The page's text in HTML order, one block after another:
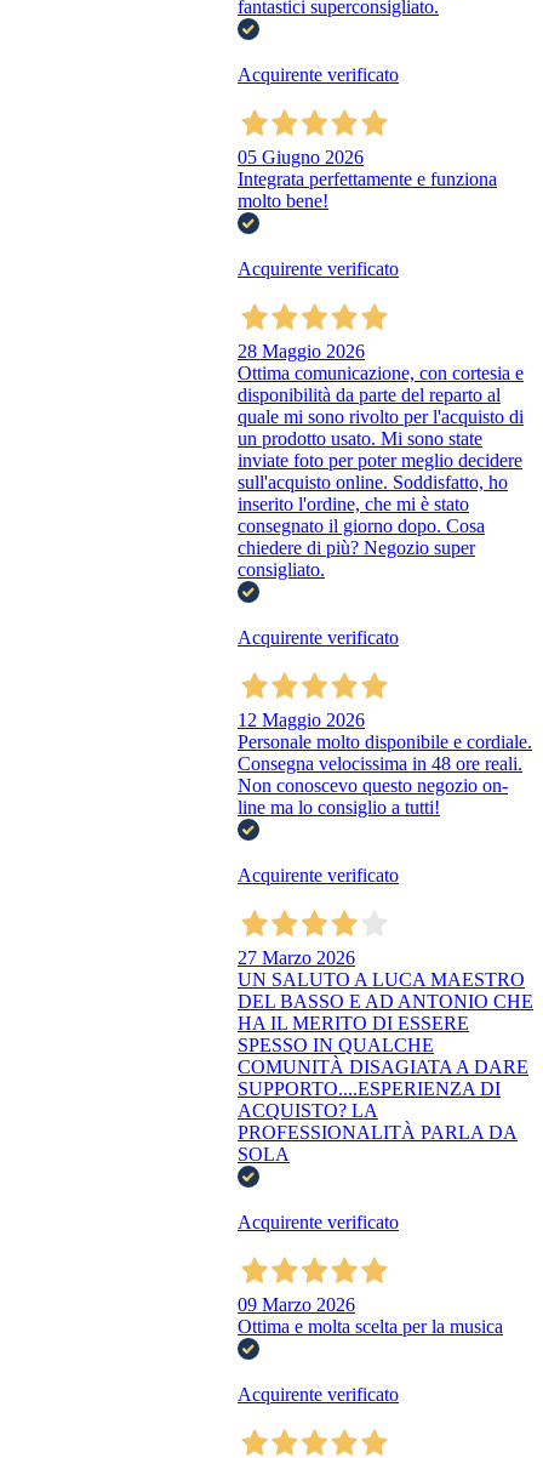
fantastici superconsigliato.
Acquirente verificato
05 Giugno 2026
Integrata perfettamente e funziona
molto bene!
Acquirente verificato
28 Maggio 2026
Ottima comunicazione, con cortesia e
disponibilità da parte del reparto al
quale mi sono rivolto per l'acquisto di
un prodotto usato. Mi sono state
inviate foto per poter meglio decidere
sull'acquisto online. Soddisfatto, ho
inserito l'ordine, che mi è stato
consegnato il giorno dopo. Cosa
chiedere di più? Negozio super
consigliato.
Acquirente verificato
12 Maggio 2026
Personale molto disponibile e cordiale.
Consegna velocissima in 48 ore reali.
Non conoscevo questo negozio on-
line ma lo consiglio a tutti!
Acquirente verificato
27 Marzo 2026
UN SALUTO A LUCA MAESTRO
DEL BASSO E AD ANTONIO CHE
HA IL MERITO DI ESSERE
SPESSO IN QUALCHE
COMUNITÀ DISAGIATA A DARE
SUPPORTO....ESPERIENZA DI
ACQUISTO? LA
PROFESSIONALITÀ PARLA DA
SOLA
Acquirente verificato
09 Marzo 2026
Ottima e molta scelta per la musica
Acquirente verificato